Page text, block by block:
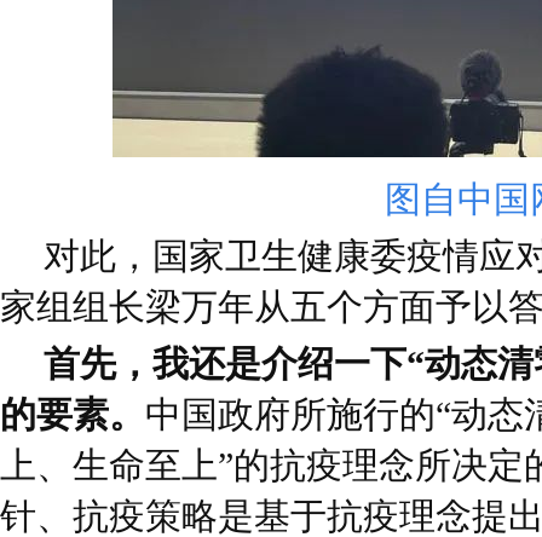
图自中国
对此，国家卫生健康委疫情应
家组组长梁万年从五个方面予以
首先，我还是介绍一下“动态
的要素。 中国政府所施行的“动态
上、生命至上”的抗疫理念所决
针、抗疫策略是基于抗疫理念提